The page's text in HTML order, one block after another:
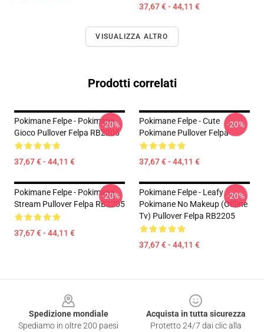
37,67 € - 44,11 €
VISUALIZZA ALTRO
Prodotti correlati
Pokimane Felpe - Pokimane
Gioco Pullover Felpa RB2205
37,67 € - 44,11 €
-20%
Pokimane Felpe - Cute
Pokimane Pullover Felpa
37,67 € - 44,11 €
-20%
Pokimane Felpe - Pokimane
Stream Pullover Felpa RB2205
37,67 € - 44,11 €
-20%
Pokimane Felpe - Leafy
Pokimane No Makeup (Offline
Tv) Pullover Felpa RB2205
37,67 € - 44,11 €
-20%
Spedizione mondiale
Spediamo in oltre 200 paesi
Acquista in tutta sicurezza
Protetto 24/7 dai clic alla